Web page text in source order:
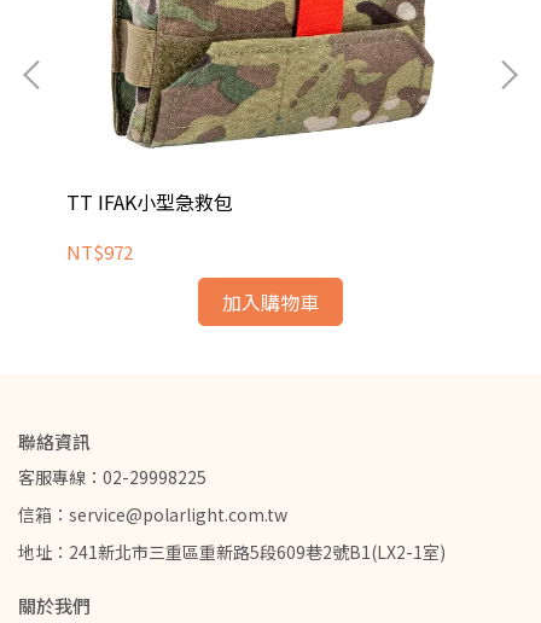
TT IFAK小型急救包
NT$972
加入購物車
聯絡資訊
客服專線：02-29998225
信箱：service@polarlight.com.tw
地址：241新北市三重區重新路5段609巷2號B1(LX2-1室)
關於我們